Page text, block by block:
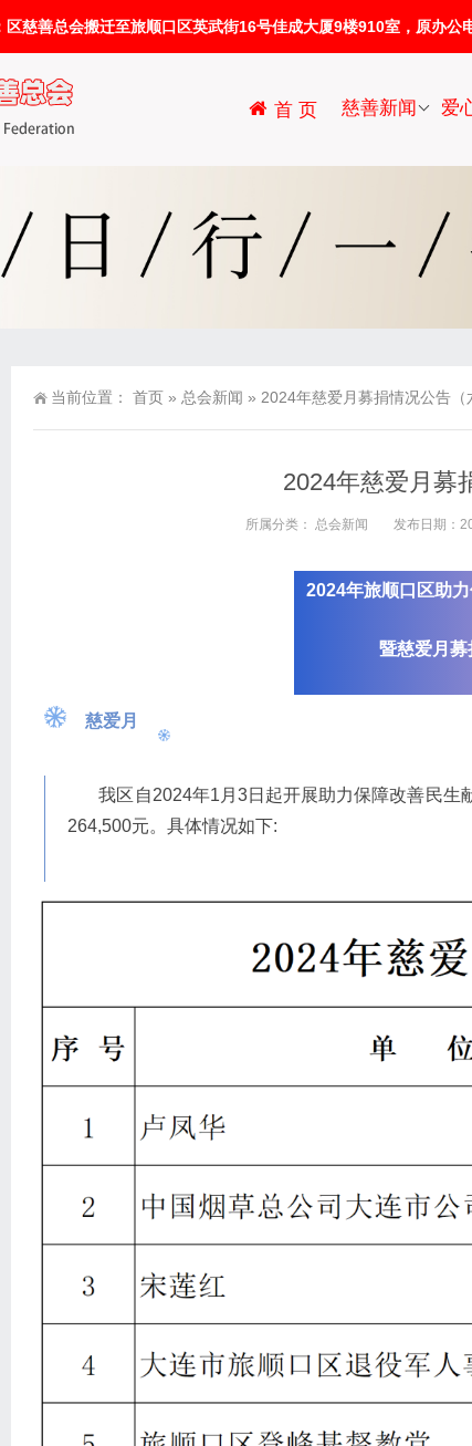
区慈善总会搬迁至旅顺口区英武街16号佳成大厦9楼910室，原办
首 页 慈善新闻 爱
当前位置： 首页 » 总会新闻 » 2024年慈爱月募捐情况公告（
2024年慈爱月募
所属分类： 总会新闻 发布日期：
2024年旅顺口区助
暨慈爱月
慈爱月
我区自2024年1月3日起开展助力保障改善民生
264,500元。具体情况如下: